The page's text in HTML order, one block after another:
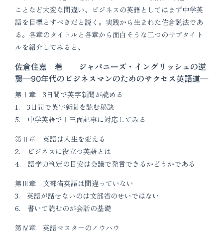
ことなど大変な間違い、ビジネスの英語としてはまず中学英
語を目標とすべきだと説く。実践から生まれた佐倉説法であ
る。各章のタイトルと各章から面白そうな二つのサブタイト
ルを紹介してみると、
佐倉住嘉 著 ジャパニーズ・イングリッシュの逆
襲―90年代のビジネスマンのためのサクセス英語道―
第Ⅰ章 3日間で英字新聞が読める
1. 3日間で英字新聞を読む秘訣
5. 中学英語でⅠ三面記事に対応してみる
第Ⅱ章 英語は人生を変える
2. ビジネスに役立つ英語とは
4. 語学力判定の目安は会議で発言できるかどうかである
第Ⅲ章 文部省英語は間違っていない
3. 英語が話せないのは文部省のせいではない
6. 書いて読むのが会話の基礎
第Ⅳ章 英語マスターのノウハウ